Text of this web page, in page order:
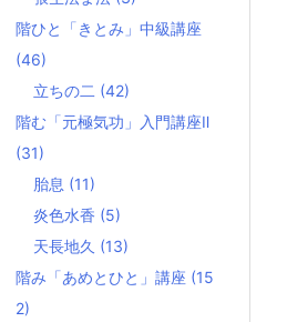
階ひと「きとみ」中級講座
(46)
立ちの二 (42)
階む「元極気功」入門講座Ⅱ
(31)
胎息 (11)
炎色水香 (5)
天長地久 (13)
階み「あめとひと」講座 (15
2)